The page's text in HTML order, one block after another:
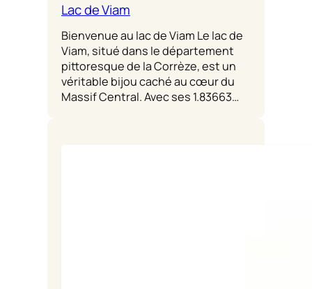
Lac de Viam
Bienvenue au lac de Viam Le lac de
Viam, situé dans le département
pittoresque de la Corrèze, est un
véritable bijou caché au cœur du
Massif Central. Avec ses 1.83663…